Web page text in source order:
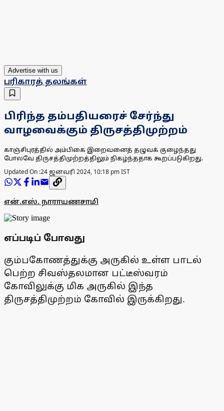
Advertise with us
பரிகாரத் தலங்கள்
பிரிந்த தம்பதியரைச் சேர்ந்து
வாழவைக்கும் திருசத்திமுற்றம்
காஞ்சிபுரத்தில் அம்பிகை இறைவனைத் தழுவக் குழைந்தது
போலவே திருசத்திமுற்றத்திலும் நிகழ்ந்ததாக கூறப்படுகிறது.
Updated On :24 ஜனவரி 2024, 10:18 pm IST
என்.எஸ். நாராயணசாமி
எப்படிப் போவது
கும்பகோணத்துக்கு அருகில் உள்ள பாடல்
பெற்ற சிவஸ்தலமான பட்டீஸ்வரம்
கோவிலுக்கு மிக அருகில் இந்த
திருசத்திமுற்றம் கோவில் இருக்கிறது.